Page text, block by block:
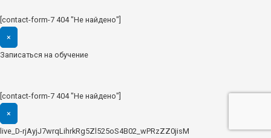
[contact-form-7 404 "Не найдено"]
×
Записаться на обучение
[contact-form-7 404 "Не найдено"]
×
live_D-rjAyjJ7wrqLihrkRg5Zl525oS4B02_wPRzZZ0jisM